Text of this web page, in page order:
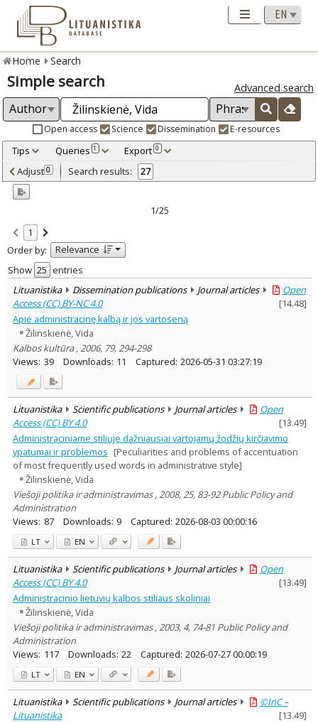
Home Search
Simple search Advanced search
Open access Science Dissemination E-resources
Tips Queries 1 Export 0
Adjusted by criteria 0
Year
Refine
Open access
Scientific publications 26
Dissemination publications
Document Type:
Books & books parts 8
Journal articles 19
Subject area:
Linguistics 27
Literary Studies 1
Law 1
Text language
Country of publication
Historical periods
Lithuanian place names
Subject
Journal
Adjust 0 Search results: 27
1/25
1
Order by:
Relevance
Show
entries
Lituanistika
Dissemination publications Journal articles
Open
Access (CC) BY-NC 4.0
[14.48]
Apie administracinę kalbą ir jos vartoseną
Žilinskienė, Vida
Kalbos kultūra , 2006, 79, 294-298
Views: 39 Downloads: 11 Captured: 2026-05-31 03:27:19
Lituanistika Scientific publications Journal articles
Open
Access (CC) BY 4.0
[13.49]
Administraciniame stiliuje dažniausiai vartojamų žodžių kirčiavimo
ypatumai ir problemos [Peculiarities and problems of accentuation
of most frequently used words in administrative style]
Žilinskienė, Vida
Viešoji politika ir administravimas , 2008, 25, 83-92 Public Policy and
Administration
Views: 87 Downloads: 9 Captured: 2026-08-03 00:00:16
LT EN
Lituanistika Scientific publications Journal articles
Open
Access (CC) BY 4.0
[13.49]
Administracinio lietuvių kalbos stiliaus skoliniai
Žilinskienė, Vida
Viešoji politika ir administravimas , 2003, 4, 74-81 Public Policy and
Administration
Views: 117 Downloads: 22 Captured: 2026-07-27 00:00:19
LT EN
Lituanistika Scientific publications Journal articles
©InC –
Lituanistika
[13.49]